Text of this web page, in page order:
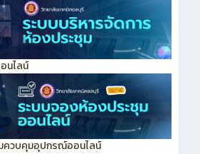
นไลน์
ควบคุมอุปกรณ์ออนไลน์